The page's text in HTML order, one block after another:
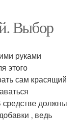
Выбор
руками
этого
сам красящий
средстве должны
, ведь